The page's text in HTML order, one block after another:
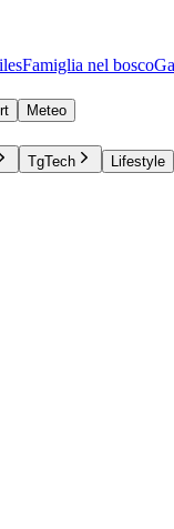
Famiglia nel bosco
Meteo
TgTech Lifestyle